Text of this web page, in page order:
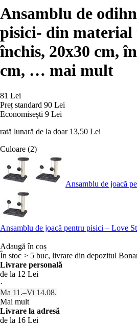
Ansamblu de
pisici- din
închis, 20x30 cm,
cm, … mai mult
81 Lei
Preț standard 90 Lei
Economisești 9 Lei
rată lunară de la doar 13,50 Lei
Culoare (2)
Ansamblu de joacă
Ansamblu de joacă pentru pisici – Love
Adaugă în coș
În stoc > 5 buc, livrare din depozitul
Livrare personală
de la 12 Lei
·
Ma 11.–Vi 14.08.
Mai mult
Livrare la adresă
de la 16 Lei